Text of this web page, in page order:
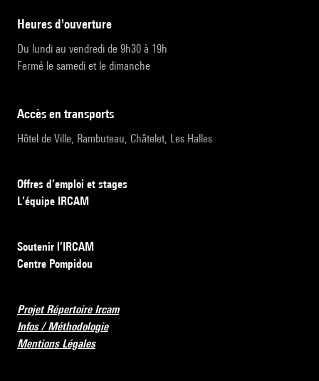
heures d'ouverture
Du lundi au vendredi de 9h30 à 19h
Fermé le samedi et le dimanche
accès en transports
Hôtel de Ville, Rambuteau, Châtelet, Les Halles
Offres d’emploi et stages
L’équipe IRCAM
Soutenir l’IRCAM
Centre Pompidou
Projet Répertoire Ircam
Infos / Méthodologie
Mentions Légales